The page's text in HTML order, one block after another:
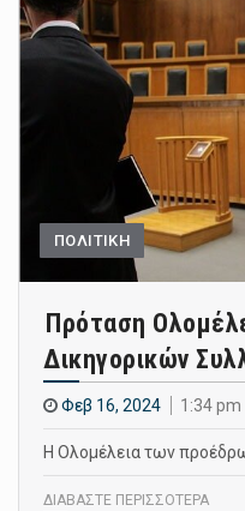
ΠΟΛΙΤΙΚΗ
Πρόταση
Δικηγορικών
Φεβ 16, 2024 1:34 pm
Η Ολομέλεια των
ΔΙΑΒΑΣΤΕ ΠΕΡΙΣΣΟΤΕΡΑ